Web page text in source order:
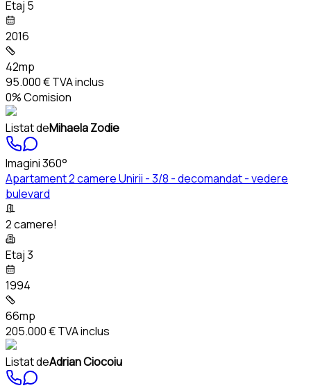
Etaj 5
2016
42mp
95.000 €TVA inclus
0% Comision
Listat deMihaela Zodie
Imagini 360°
Apartament 2 camere Unirii - 3/8 - decomandat - vedere
bulevard
2 camere!
Etaj 3
1994
66mp
205.000 €TVA inclus
Listat deAdrian Ciocoiu